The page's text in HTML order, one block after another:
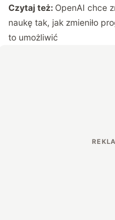
Czytaj też: OpenAI chce
naukę tak, jak zmieniło
to umożliwić